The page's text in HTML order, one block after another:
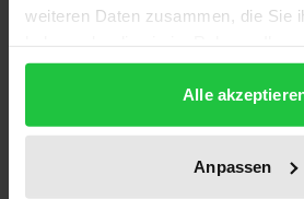
weiteren Daten zusammen, die Sie
gesammelt haben.
Alle
Anpassen
nach einer bestimmten Lesart:
Frankfurter Schule um
Intellektuelle wie Horkheimer
eingegrenzt, um einen